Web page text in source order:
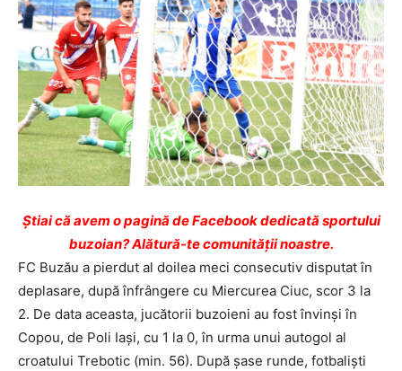
Ştiai că avem o pagină de Facebook dedicată sportului
buzoian? Alătură-te comunității noastre.
FC Buzău a pierdut al doilea meci consecutiv disputat în
deplasare, după înfrângere cu Miercurea Ciuc, scor 3 la
2. De data aceasta, jucătorii buzoieni au fost învinşi în
Copou, de Poli Iaşi, cu 1 la 0, în urma unui autogol al
croatului Trebotic (min. 56). După şase runde, fotbalişti